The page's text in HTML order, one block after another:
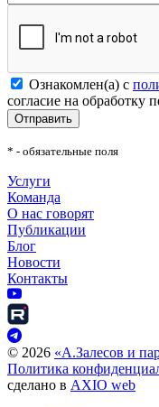
Ознакомлен(а) с
согласие на обработку
Отправить
* - обязательные поля
Услуги
Команда
О нас говорят
Публикации
Блог
Новости
Контакты
© 2026 «А.Залесов и
Политика
сделано в AXIO web